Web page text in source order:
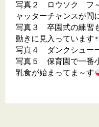
写真２ ロウソク フ
ャッターチャンスが間
写真３ 卒園式の練習
動きに見入っています
写真４ ダンクシュー
写真５ 保育園で一番
乳食が始まってま～す